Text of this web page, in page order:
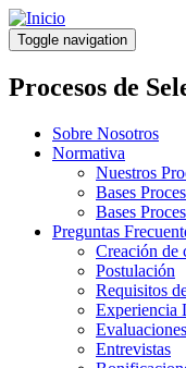
Pasar
al
contenido
principal
Toggle navigation
Procesos de
Sobre Nosotros
Normativa
Nuestros
Bases
Bases
Preguntas
Creación de
Postulación
Requisitos
Experiencia
Evaluaciones
Entrevistas